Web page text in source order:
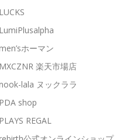
LUCKS
LumiPlusalpha
ホーマン
MXCZNR 楽天市場店
lala ヌックララ
PDA shop
PLAYS REGAL